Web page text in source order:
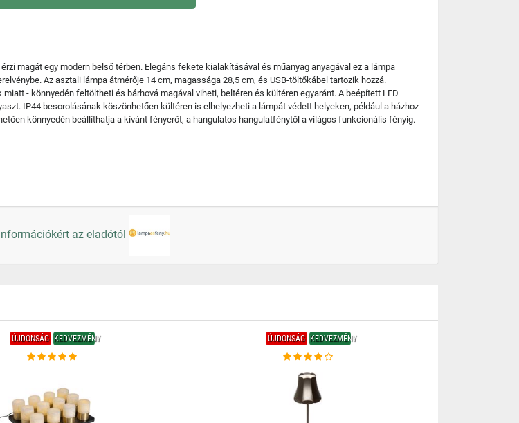
magát egy modern belső térben. Elegáns fekete kialakításával és műanyag anyagával ez a lámpa
Az asztali lámpa átmérője 14 cm, magassága 28,5 cm, és USB-töltőkábel tartozik hozzá.
- könnyedén feltöltheti és bárhová magával viheti, beltéren és kültéren egyaránt. A beépített LED
IP44 besorolásának köszönhetően kültéren is elhelyezheti a lámpát védett helyeken, például a házhoz
könnyedén beállíthatja a kívánt fényerőt, a hangulatos hangulatfénytől a világos funkcionális fényig.
az eladótól
ÚJDONSÁG KEDVEZMÉNY ÚJDONSÁG KEDVEZMÉNY